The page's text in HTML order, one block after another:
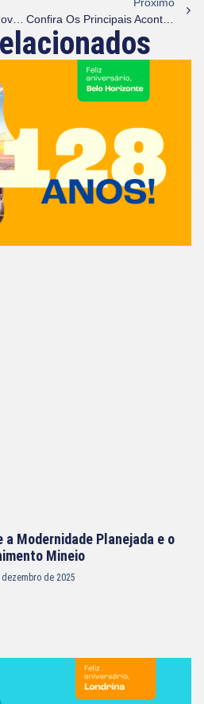
Confira Os Principais Acontecimentos E Visitas Especiais Nas Unidades AllCross De Brasília, Recife E Porto Velho Nesta Semana Intensa E Produtiva!
Modernidade Planejada e o
Mineio
de 2025